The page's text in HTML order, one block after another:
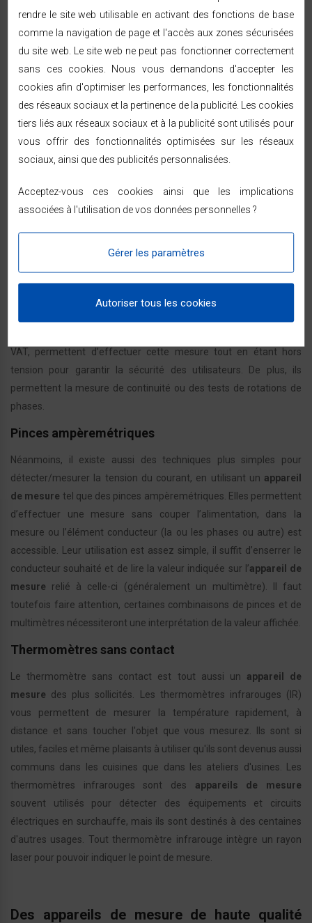
Parmi les appareils de mesure
indispensables actuels, on peut
également citer les détecteurs de métaux et de tension, appelés
également traceur de câble. Ces types d’
appareils de mesure
particulièrement révolutionné le métier d’électricien, puisqu’ils
permettent de détecter les câbles de tensions à travers les parois
sans avoir besoin de les toucher. Ils garantissent ainsi la sécurité et
une simplicité d’utilisation à son propriétaire. Les traceurs de
câbles hors tensions permettent aussi de détecter les coupures
dans le réseau et les courts-circuits sans y avoir accès. Même
permettent une indication précise de l’absence ou non de tension
du réseau sans risque.
Testeurs de courant
Les détecteurs de tension se complètent souvent avec l’utilisation
présente la particularité de devoir se connecter
VAT, permettent d’effectuer cette mesure tout en étant hors
tension pour garantir la sécurité des utilisateurs. De plus, ils
permettent la mesure de continuité ou des tests de rotations de
phases.
Pinces ampèremétriques
Néanmoins, il existe aussi des techniques plus simples pour
détecter/mesurer la tension du courant, en utilisant un appareil
de mesure tel que des pinces ampèremétriques. Elles permettent
d’effectuer une mesure sans couper l’alimentation, dans la
mesure ou l’élément conducteur (la ou les phases ou autre) est
accessible. Leur utilisation est assez simple, il suffit d’enserrer le
conducteur souhaité et de lire la valeur indiquée sur l’appareil de
mesure relié à celle-ci (généralement un multimètre). Il faut
toutefois faire attention, certaines combinaisons de pinces et de
multimètres nécessiteront une interprétation de la valeur affichée.
Thermomètres sans contact
Le thermomètre sans contact est tout aussi un appareil de
mesure des plus sollicités. Les thermomètres infrarouges (IR)
vous permettent de mesurer la température rapidement, à
distance et sans toucher l'objet que vous mesurez. Ils sont si
utiles, faciles et même plaisants à utiliser qu'ils sont devenus aussi
communs dans les cuisines que dans les ateliers d'usines. Les
thermomètres infrarouges sont des appareils de mesure
souvent utilisés pour détecter des équipements et circuits
électriques en surchauffe, mais ils sont destinés à des centaines
d'autres usages. Tout thermomètre infrarouge intègre un rayon
laser pour pouvoir indiquer le point de mesure.
Des appareils de mesure de haute qualité
rendre le site web utilisable en activant des fonctions de base
comme la navigation de page et l'accès aux zones sécurisées
du site web. Le site web ne peut pas fonctionner correctement
sans ces cookies. Nous vous demandons d'accepter les
cookies afin d'optimiser les performances, les fonctionnalités
des réseaux sociaux et la pertinence de la publicité. Les cookies
tiers liés aux réseaux sociaux et à la publicité sont utilisés pour
vous offrir des fonctionnalités optimisées sur les réseaux
sociaux, ainsi que des publicités personnalisées.
Acceptez-vous ces cookies ainsi que les implications
associées à l'utilisation de vos données personnelles ?
Gérer les paramètres
Autoriser tous les cookies